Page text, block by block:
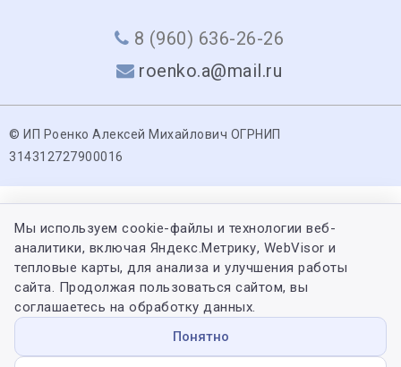
8 (960) 636-26-26
roenko.a@mail.ru
© ИП Роенко Алексей Михайлович ОГРНИП
314312727900016
Мы используем cookie-файлы и технологии веб-
аналитики, включая Яндекс.Метрику, WebVisor и
тепловые карты, для анализа и улучшения работы
сайта. Продолжая пользоваться сайтом, вы
соглашаетесь на обработку данных.
Понятно